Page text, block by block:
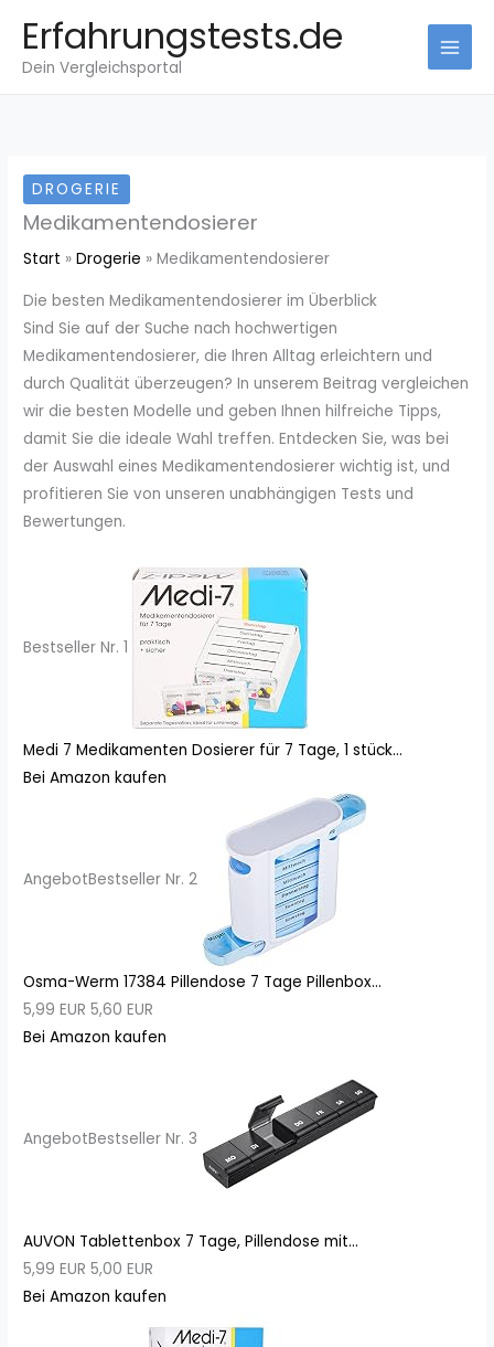
Inhalt
springen
Erfahrungstests.de
Dein Vergleichsportal
DROGERIE
Medikamentendosierer
Start Drogerie Medikamentendosierer
Die besten Medikamentendosierer im Überblick
Sind Sie auf der Suche nach hochwertigen
Medikamentendosierer, die Ihren Alltag erleichtern und
durch Qualität überzeugen? In unserem Beitrag vergleichen
wir die besten Modelle und geben Ihnen hilfreiche Tipps,
damit Sie die ideale Wahl treffen. Entdecken Sie, was bei
der Auswahl eines Medikamentendosierer wichtig ist, und
profitieren Sie von unseren unabhängigen Tests und
Bewertungen.
Bestseller Nr. 1
Medi 7 Medikamenten Dosierer für 7 Tage, 1 stück...
Bei Amazon kaufen
AngebotBestseller Nr. 2
Osma-Werm 17384 Pillendose 7 Tage Pillenbox...
5,99 EUR 5,60 EUR
Bei Amazon kaufen
AngebotBestseller Nr. 3
AUVON Tablettenbox 7 Tage, Pillendose mit...
5,99 EUR 5,00 EUR
Bei Amazon kaufen